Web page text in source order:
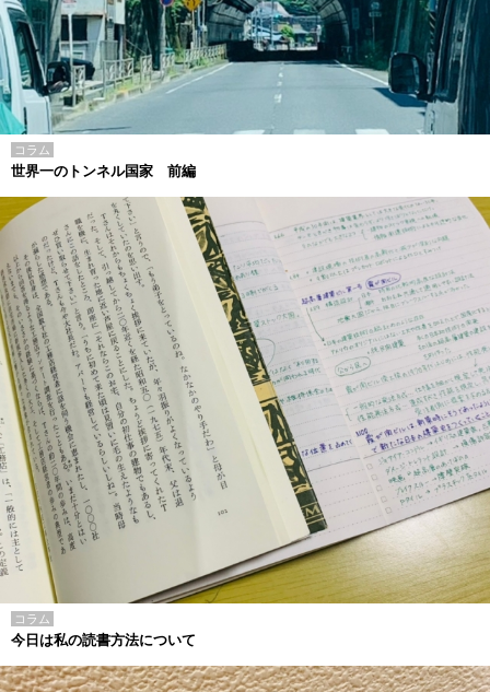
コラム
世界一のトンネル国家 前編
コラム
今日は私の読書方法について